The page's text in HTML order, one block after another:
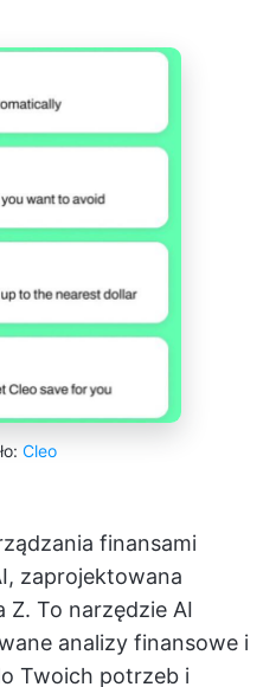
Cleo
finansami
zaprojektowana
Z. To narzędzie AI
analizy finansowe i
Twoich potrzeb i